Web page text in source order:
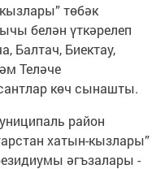
төбәк
белән үткәрелеп
Балтач, Биектау,
Теләче
көч сынашты.
район
хатын-кызлары”
әгъзалары -